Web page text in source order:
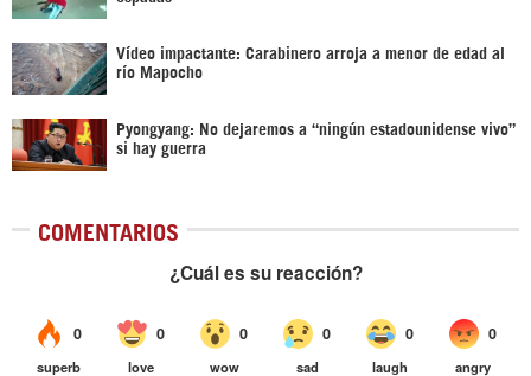
Vídeo impactante: Carabinero arroja a menor de edad al
río Mapocho
Pyongyang: No dejaremos a “ningún estadounidense vivo”
si hay guerra
COMENTARIOS